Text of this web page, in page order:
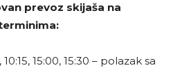
prevoz skijaša na
15:00, 15:30 – polazak sa